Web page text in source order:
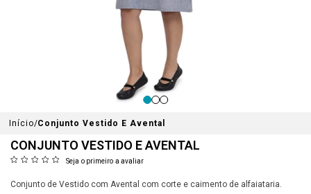
Início Conjunto Vestido E Avental
CONJUNTO VESTIDO E AVENTAL
Seja o primeiro a avaliar
Conjunto de Vestido com Avental com corte e caimento de alfaiataria.